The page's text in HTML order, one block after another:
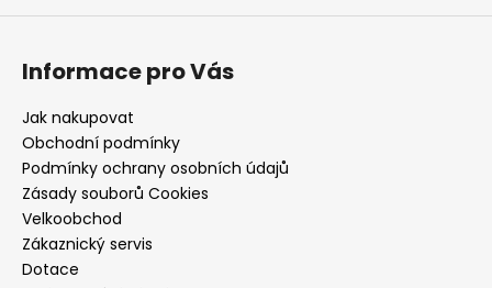
Informace pro Vás
Jak nakupovat
Obchodní podmínky
Podmínky ochrany osobních údajů
Zásady souborů Cookies
Velkoobchod
Zákaznický servis
Dotace